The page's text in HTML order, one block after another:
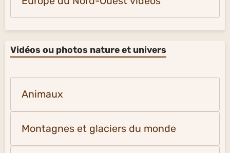
Vidéos ou photos nature et univers
Animaux
Montagnes et glaciers du monde